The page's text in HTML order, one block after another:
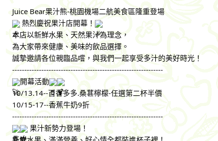
Juice Bear果汁熊-桃園機場二航美食區隆重登場
熱烈慶祝果汁店開幕！
本店以新鮮水果、天然果汁為理念，
為大家帶來健康、美味的飲品選擇。
誠摯邀請各位親臨品嚐，與我們一起享受多汁的美好時光！
--------------------------------------------------------------
開幕活動
10/13.14--百香多多.桑葚檸檬-任選第二杯半價
10/15-17--香蕉牛奶9折
--------------------------------------------------------------
果汁新勢力登場！